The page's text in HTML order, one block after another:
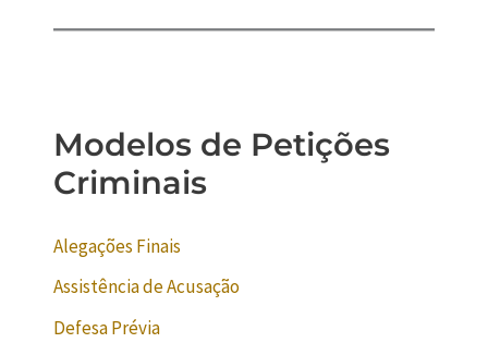
Modelos de Petições
Criminais
Alegações Finais
Assistência de Acusação
Defesa Prévia